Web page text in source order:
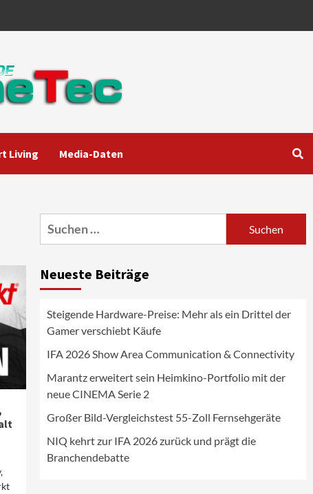
Living Media-Daten
Suchen
nach:
Neueste Beiträge
Steigende Hardware-Preise: Mehr als ein Drittel der
Gamer verschiebt Käufe
IFA 2026 Show Area Communication & Connectivity
Marantz erweitert sein Heimkino-Portfolio mit der
neue CINEMA Serie 2
Großer Bild-Vergleichstest 55-Zoll Fernsehgeräte
NIQ kehrt zur IFA 2026 zurück und prägt die
Branchendebatte
Marantz erweitert sein
4
News aus dem Internet
55-Zoll Fernsehgeräte
5
Wirtschaft
NIQ kehrt zur IFA 2026 zurück
Branchendebatte
6
Aktuell
in strategisch wichtigen
Märkten aus